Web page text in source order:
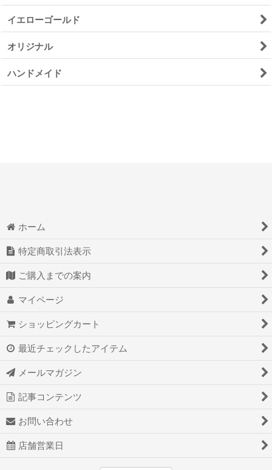
イエローゴールド
オリジナル
ハンドメイド
ホーム
特定商取引法表示
ご購入までの案内
マイページ
ショッピングカート
最近チェックしたアイテム
メールマガジン
記事コンテンツ
お問い合わせ
店舗営業日